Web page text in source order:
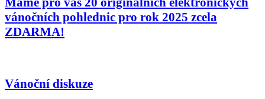
vánočních pohlednic pro rok 2025 zcela
ZDARMA!
Vánoční diskuze